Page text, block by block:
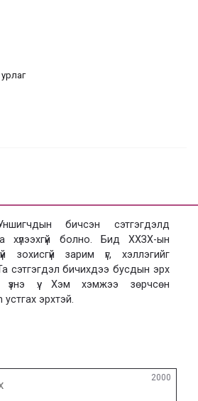
бичсэн сэтгэгдэлд
хүлээхгүй болно. Бид ХХЗХ-ын
зохисгүй зарим үг, хэллэгийг
сэтгэгдэл бичихдээ бусдын эрх
үзнэ үү. Хэм хэмжээ зөрчсөн
устгах эрхтэй.
2000